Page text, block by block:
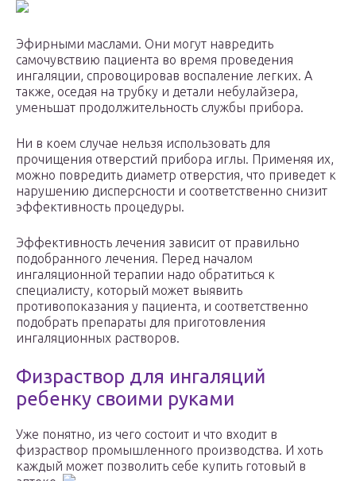
Эфирными маслами. Они могут навредить
самочувствию пациента во время проведения
ингаляции, спровоцировав воспаление легких. А
также, оседая на трубку и детали небулайзера,
уменьшат продолжительность службы прибора.
Ни в коем случае нельзя использовать для
прочищения отверстий прибора иглы. Применяя их,
можно повредить диаметр отверстия, что приведет к
нарушению дисперсности и соответственно снизит
эффективность процедуры.
Эффективность лечения зависит от правильно
подобранного лечения. Перед началом
ингаляционной терапии надо обратиться к
специалисту, который может выявить
противопоказания у пациента, и соответственно
подобрать препараты для приготовления
ингаляционных растворов.
Физраствор для ингаляций
ребенку своими руками
Уже понятно, из чего состоит и что входит в
физраствор промышленного производства. И хоть
каждый может позволить себе купить готовый в